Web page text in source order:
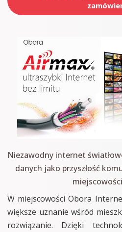
Niezawodny internet
danych jako przyszłość
W miejscowości Obora
większe uznanie wśród
rozwiązanie. Dzięki